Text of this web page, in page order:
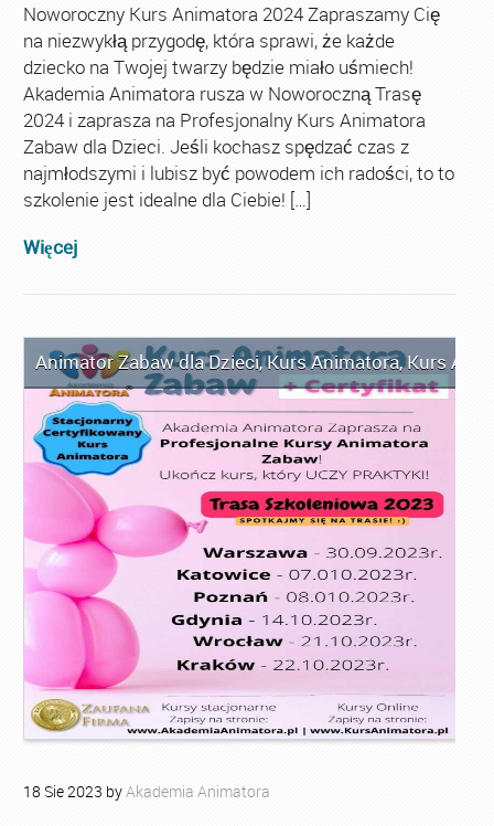
Noworoczny Kurs Animatora 2024 Zapraszamy Cię
na niezwykłą przygodę, która sprawi, że każde
dziecko na Twojej twarzy będzie miało uśmiech!
Akademia Animatora rusza w Noworoczną Trasę
2024 i zaprasza na Profesjonalny Kurs Animatora
Zabaw dla Dzieci. Jeśli kochasz spędzać czas z
najmłodszymi i lubisz być powodem ich radości, to to
szkolenie jest idealne dla Ciebie! […]
Więcej
Animator Zabaw dla Dzieci,Kurs Animatora,Kurs
18 Sie2023 byAkademia Animatora